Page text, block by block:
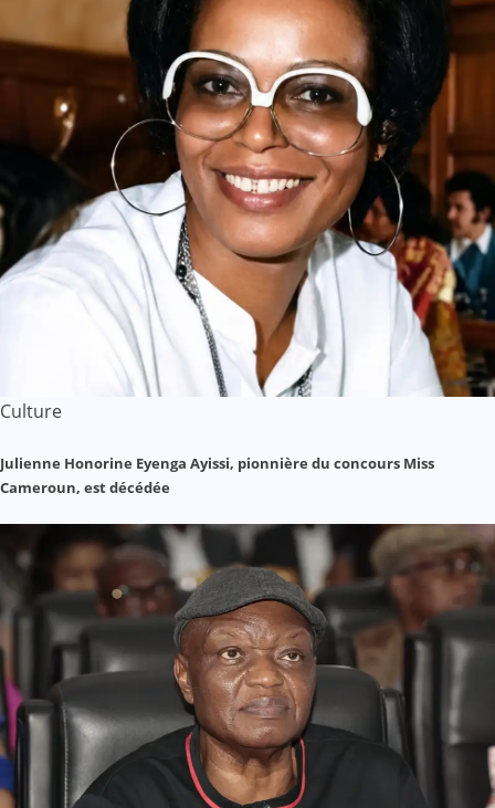
Culture
Julienne Honorine Eyenga Ayissi, pionnière du concours Miss
Cameroun, est décédée